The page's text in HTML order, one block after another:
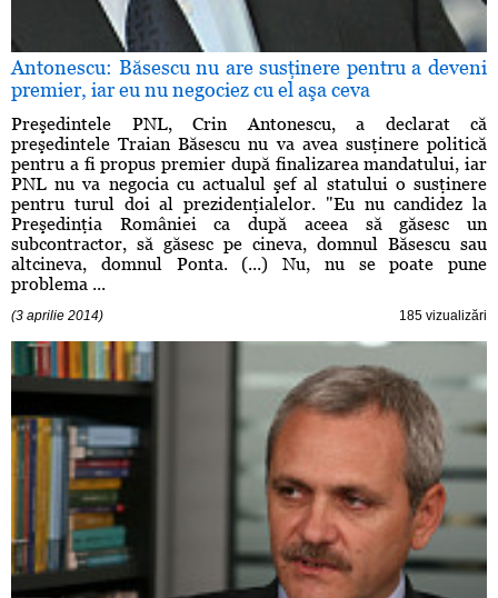
Antonescu: Băsescu nu are susţinere pentru a deveni
premier, iar eu nu negociez cu el aşa ceva
Preşedintele PNL, Crin Antonescu, a declarat că
preşedintele Traian Băsescu nu va avea susţinere politică
pentru a fi propus premier după finalizarea mandatului, iar
PNL nu va negocia cu actualul şef al statului o susţinere
pentru turul doi al prezidenţialelor. "Eu nu candidez la
Preşedinţia României ca după aceea să găsesc un
subcontractor, să găsesc pe cineva, domnul Băsescu sau
altcineva, domnul Ponta. (...) Nu, nu se poate pune
problema ...
(3 aprilie 2014) 185 vizualizări